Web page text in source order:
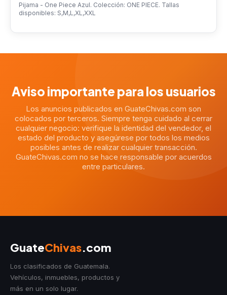
Pijama - One Piece Azul. Colección: ONE PIECE. Tallas
disponibles: S,M,L,XL,XXL
Aviso importante para los usuarios
Los anuncios publicados en GuateChivas.com son
colocados por terceros. Siempre tenga cuidado al cerrar
cualquier negocio: verifique la identidad del vendedor, el
estado del producto y asegúrese por todos los medios
posibles antes de realizar cualquier transacción.
GuateChivas.com no se hace responsable por acuerdos
entre particulares.
GuateChivas.com
Los clasificados de Guatemala.
Vehículos, inmuebles, productos y
más en un solo lugar.